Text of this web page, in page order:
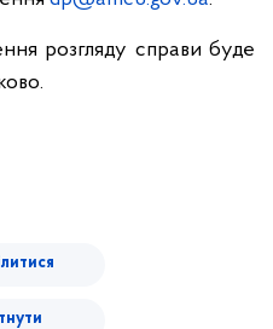
розгляду справи буде